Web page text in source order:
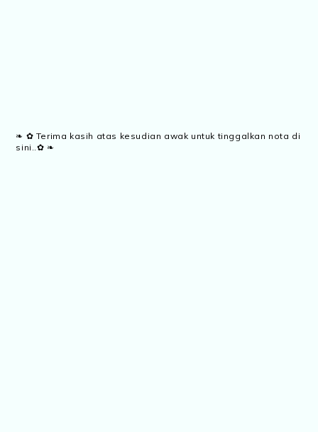
❧ ✿ Terima kasih atas kesudian awak untuk tinggalkan nota di
sini..✿ ❧